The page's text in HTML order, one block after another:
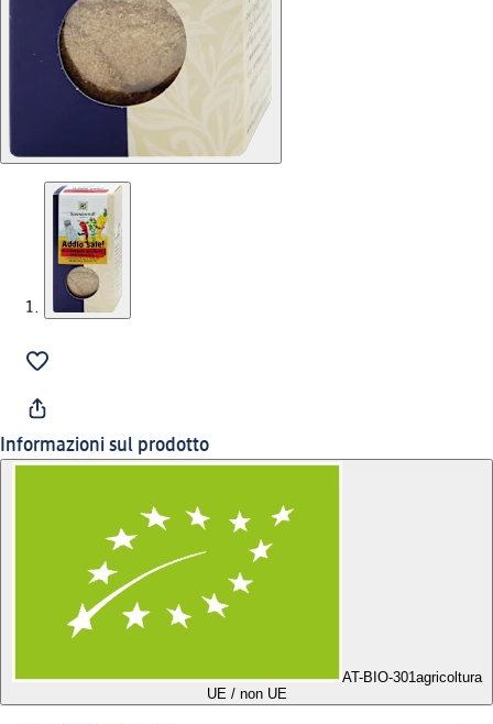
Informazioni sul prodotto
AT-BIO-301agricoltura
UE / non UE